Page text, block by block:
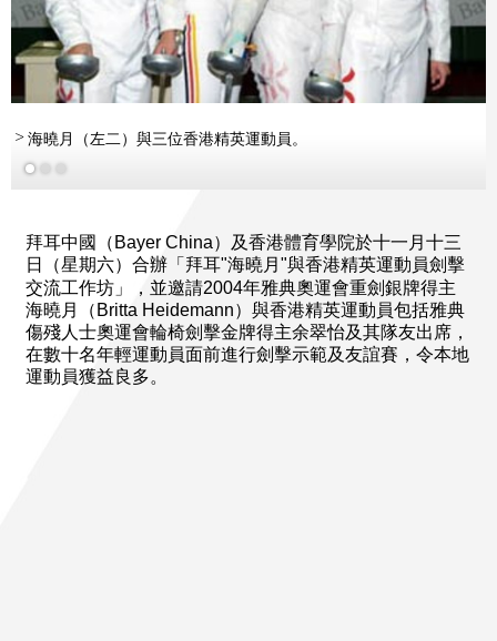
海曉月（左二）與三位香港精英運動員。
拜耳中國（Bayer China）及香港體育學院於十一月十三
日（星期六）合辦「拜耳"海曉月"與香港精英運動員劍擊
交流工作坊」，並邀請2004年雅典奧運會重劍銀牌得主
海曉月（Britta Heidemann）與香港精英運動員包括雅典
傷殘人士奧運會輪椅劍擊金牌得主余翠怡及其隊友出席，
在數十名年輕運動員面前進行劍擊示範及友誼賽，令本地
運動員獲益良多。